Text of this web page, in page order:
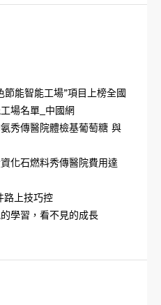
能智能工場”項目上榜全國
場名單_中國網
秀傳醫院體檢基葡萄糖 與
化石燃料秀傳醫院費用達
路上技巧控
學習，看不見的成長